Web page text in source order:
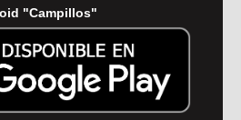
"Campillos"